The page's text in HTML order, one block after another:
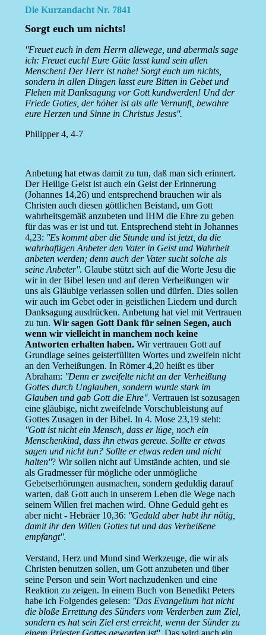
Die Kurzandacht Nr. 7841
Sorgt euch um nichts!
''Freuet euch in dem Herrn allewege, und abermals sage
ich: Freuet euch! Eure Güte lasst kund sein allen
Menschen! Der Herr ist nahe! Sorgt euch um nichts,
sondern in allen Dingen lasst eure Bitten in Gebet und
Flehen mit Danksagung vor Gott kundwerden! Und der
Friede Gottes, der höher ist als alle Vernunft, bewahre
eure Herzen und Sinne in Christus Jesus''.
Philipper 4, 4-7
Anbetung hat etwas damit zu tun, daß man sich erinnert.
Der Heilige Geist ist auch ein Geist der Erinnerung
(Johannes 14,26) und entsprechend brauchen wir als
Christen auch diesen göttlichen Beistand, um Gott
wahrheitsgemäß anzubeten und IHM die Ehre zu geben
für das was er ist und tut. Entsprechend steht in Johannes
4,23: ''Es kommt aber die Stunde und ist jetzt, da die
wahrhaftigen Anbeter den Vater in Geist und Wahrheit
anbeten werden; denn auch der Vater sucht solche als
seine Anbeter''. Glaube stützt sich auf die Worte Jesu die
wir in der Bibel lesen und auf deren Verheißungen wir
uns als Gläubige verlassen sollen und dürfen. Dies sollen
wir auch im Gebet oder in geistlichen Liedern und durch
Danksagung ausdrücken. Anbetung hat viel mit Vertrauen
zu tun. Wir sagen Gott Dank für seinen Segen, auch
wenn wir vielleicht in manchem noch keine
Antworten erhalten haben.Wir vertrauen Gott auf
Grundlage seines geisterfüllten Wortes und zweifeln nicht
an den Verheißungen. In Römer 4,20 heißt es über
Abraham: ''Denn er zweifelte nicht an der Verheißung
Gottes durch Unglauben, sondern wurde stark im
Glauben und gab Gott die Ehre''. Vertrauen ist sozusagen
eine gläubige, nicht zweifelnde Vorschubleistung auf
Gottes Zusagen in der Bibel. In 4. Mose 23,19 steht:
''Gott ist nicht ein Mensch, dass er lüge, noch ein
Menschenkind, dass ihn etwas gereue. Sollte er etwas
sagen und nicht tun? Sollte er etwas reden und nicht
halten''? Wir sollen nicht auf Umstände achten, und sie
als Gradmesser für mögliche oder unmögliche
Gebetserhörungen ausmachen, sondern geduldig darauf
warten, daß Gott auch in unserem Leben die Wege nach
seinem Willen frei machen wird. Ohne Geduld geht es
aber nicht - Hebräer 10,36: ''Geduld aber habt ihr nötig,
damit ihr den Willen Gottes tut und das Verheißene
empfangt''.
Verstand, Herz und Mund sind Werkzeuge, die wir als
Christen benutzen sollen, um Gott anzubeten und über
seine Person und sein Wort nachzudenken und eine
Reaktion zu zeigen. In einem Buch von Benedikt Peters
habe ich Folgendes gelesen: ''Das Evangelium hat nicht
die bloße Errettung des Sünders vom Verderben zum Ziel,
sondern es hat sein Ziel erst erreicht, wenn der Sünder zu
einem Priester Gottes geworden ist''. Das wird auch ein